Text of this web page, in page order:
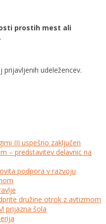
prostih mest ali
udeležencev.
III uspešno zaključen
– predstavitev delavnic na
podpora v razvoju
družine otrok z avtizmom
prijazna šola